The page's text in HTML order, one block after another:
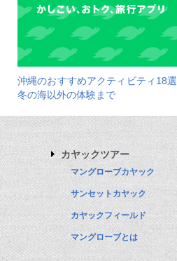
沖縄のおすすめアクティビティ18
冬の海以外の体験まで
カヤックツアー
マングローブカヤック
サンセットカヤック
カヤックフィールド
マングローブとは